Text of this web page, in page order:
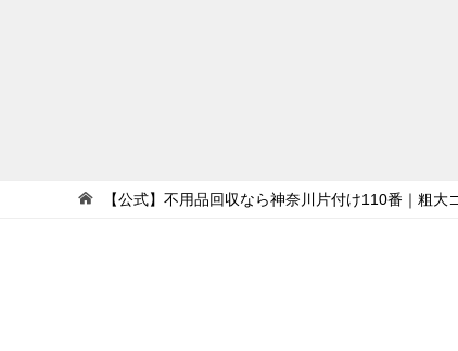
【公式】不用品回収なら神奈川片付け110番｜粗